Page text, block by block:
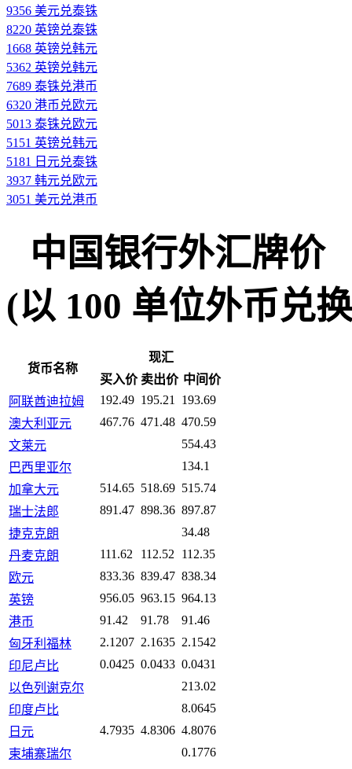
9356 美元兑泰铢
8220 英镑兑泰铢
1668 英镑兑韩元
5362 英镑兑韩元
7689 泰铢兑港币
6320 港币兑欧元
5013 泰铢兑欧元
5151 英镑兑韩元
5181 日元兑泰铢
3937 韩元兑欧元
3051 美元兑港币
中国银行外汇牌价
(以 100 单位外币兑
货币名称
现汇
买入价 卖出价 中间价
阿联酋迪拉姆
192.49 195.21
193.69
澳大利亚元
467.76 471.48 470.59
文莱元
554.43
巴西里亚尔
134.1
加拿大元
514.65 518.69 515.74
瑞士法郎
891.47 898.36 897.87
捷克克朗
34.48
丹麦克朗
111.62 112.52
112.35
欧元
833.36 839.47 838.34
英镑
956.05 963.15 964.13
港币
91.42 91.78
91.46
匈牙利福林
2.1207 2.1635 2.1542
印尼卢比
0.0425 0.0433 0.0431
以色列谢克尔
213.02
印度卢比
8.0645
日元
4.7935 4.8306 4.8076
柬埔寨瑞尔
0.1776